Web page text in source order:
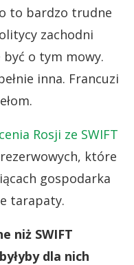
to bardzo trudne
zachodni
o tym mowy.
inna. Francuzi
Rosji ze SWIFT
które
gospodarka
tarapaty.
niż SWIFT
dla nich